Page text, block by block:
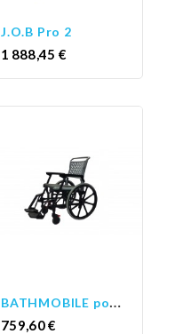
J.O.B Pro 2
Prix
1 888,45 €
B
ATHMOBILE pour piscine
Prix
759,60 €